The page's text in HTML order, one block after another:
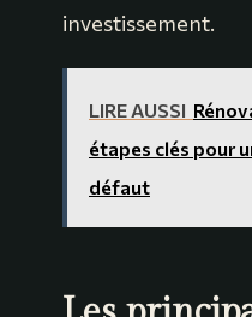
investissement.
LIRE AUSSI
étapes clés pour
défaut